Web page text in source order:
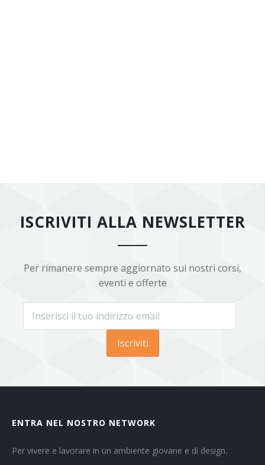
ISCRIVITI ALLA NEWSLETTER
Per rimanere sempre aggiornato sui nostri corsi,
eventi e offerte
Iscriviti
ENTRA NEL NOSTRO NETWORK
Per vivere e lavorare in un ambiente giovane e di design.